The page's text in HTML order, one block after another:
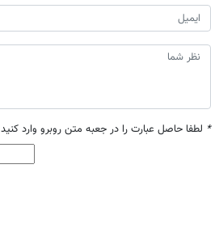
* لطفا حاصل عبارت را در جعبه متن روبرو وارد کنید